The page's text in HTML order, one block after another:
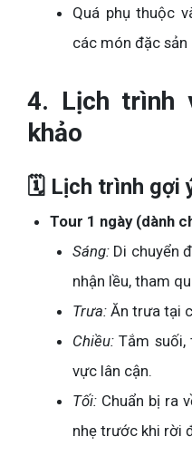
Quá phụ thuộc
các món đặc sản
4. Lịch trình
khảo
🗓️ Lịch trình gợi
Tour 1 ngày (dành
Sáng: Di chuyển
nhận lều, tham
Trưa: Ăn trưa tại
Chiều: Tắm suối,
vực lân cận.
Tối: Chuẩn bị ra
nhẹ trước khi rời